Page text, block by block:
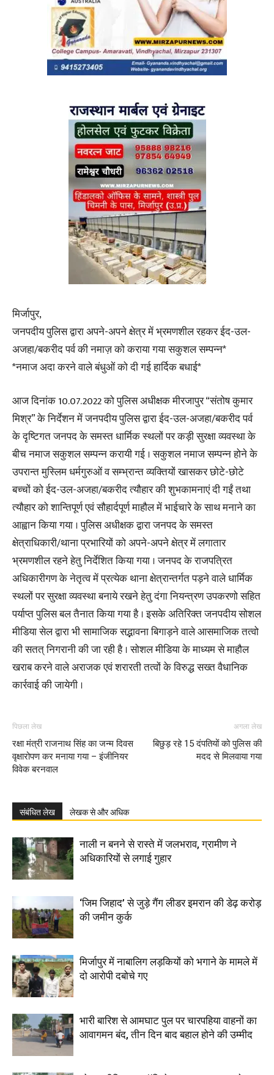
मिर्जापुर,
जनपदीय पुलिस द्वारा अपने-अपने क्षेत्र में भ्रमणशील रहकर ईद-उल-
अजहा/बकरीद पर्व की नमाज़ को कराया गया सकुशल सम्पन्न*
*नमाज अदा करने वाले बंधुओं को दी गई हार्दिक बधाई*
आज दिनांक 10.07.2022 को पुलिस अधीक्षक मीरजापुर “संतोष कुमार
मिश्र” के निर्देशन में जनपदीय पुलिस द्वारा ईद-उल-अजहा/बकरीद पर्व
के दृष्टिगत जनपद के समस्त धार्मिक स्थलों पर कड़ी सुरक्षा व्यवस्था के
बीच नमाज सकुशल सम्पन्न करायी गई । सकुशल नमाज सम्पन्न होने के
उपरान्त मुस्लिम धर्मगुरुओं व सम्भ्रान्त व्यक्तियों खासकर छोटे-छोटे
बच्चों को ईद-उल-अजहा/बकरीद त्यौहार की शुभकामनाएं दी गईं तथा
त्यौहार को शान्तिपूर्ण एवं सौहार्दपूर्ण माहौल में भाईचारे के साथ मनाने का
आह्वान किया गया । पुलिस अधीक्षक द्वारा जनपद के समस्त
क्षेत्राधिकारी/थाना प्रभारियों को अपने-अपने क्षेत्र में लगातार
भ्रमणशील रहने हेतु निर्देशित किया गया । जनपद के राजपत्रित
अधिकारीगण के नेतृत्व में प्रत्येक थाना क्षेत्रान्तर्गत पड़ने वाले धार्मिक
स्थलों पर सुरक्षा व्यवस्था बनाये रखने हेतु दंगा नियन्त्रण उपकरणो सहित
पर्याप्त पुलिस बल तैनात किया गया है । इसके अतिरिक्त जनपदीय सोशल
मीडिया सेल द्वारा भी सामाजिक सद्भावना बिगाड़ने वाले आसमाजिक तत्वो
की सतत् निगरानी की जा रही है । सोशल मीडिया के माध्यम से माहौल
खराब करने वाले अराजक एवं शरारती तत्वों के विरुद्ध सख्त वैधानिक
कार्रवाई की जायेगी ।
पिछला लेख
रक्षा मंत्री राजनाथ सिंह का जन्म दिवस
वृक्षारोपण कर मनाया गया – इंजीनियर
विवेक बरनवाल
अगला लेख
बिछुड़ रहे 15 दंपतियों को पुलिस की
मदद से मिलवाया गया
संबंधित लेख लेखक से और अधिक
नाली न बनने से रास्ते में जलभराव, ग्रामीण ने
अधिकारियों से लगाई गुहार
‘जिम जिहाद’ से जुड़े गैंग लीडर इमरान की डेढ़ करोड़
की जमीन कुर्क
मिर्जापुर में नाबालिग लड़कियों को भगाने के मामले में
दो आरोपी दबोचे गए
भारी बारिश से आमघाट पुल पर चारपहिया वाहनों का
आवागमन बंद, तीन दिन बाद बहाल होने की उम्मीद